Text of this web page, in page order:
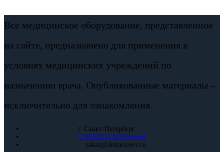
Все медицинское оборудование, представленное
на сайте, предназначено для применения в
условиях медицинских учреждений по
назначению врача. Опубликованные материалы –
исключительно для ознакомления.
г. Санкт-Петербург
+79110211133 Евгений
zakaz@deltarezerv.ru